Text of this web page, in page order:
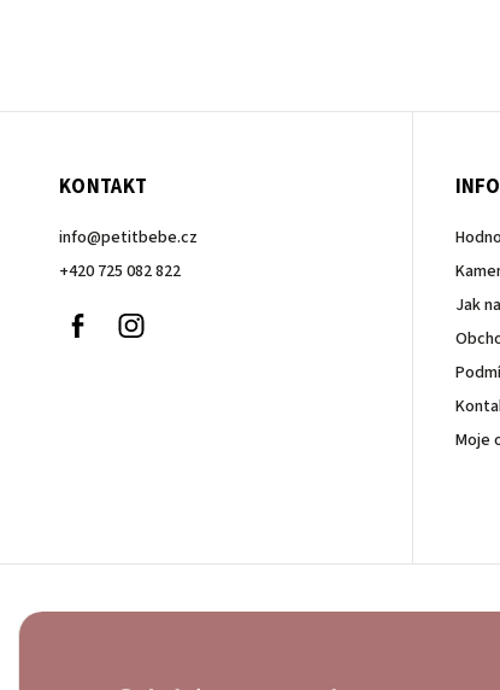
KONTAKT
info@petitbebe.cz
+420 725 082 822
Facebook
Jak
Moje